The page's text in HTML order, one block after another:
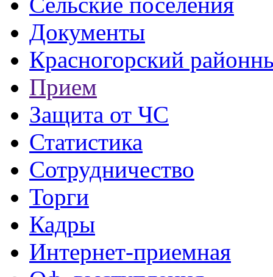
Документы
Красногорский
Прием
Защита от ЧС
Статистика
Сотрудничество
Торги
Кадры
Интернет-приемная